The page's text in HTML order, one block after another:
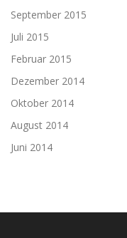
September 2015
Juli 2015
Februar 2015
Dezember 2014
Oktober 2014
August 2014
Juni 2014